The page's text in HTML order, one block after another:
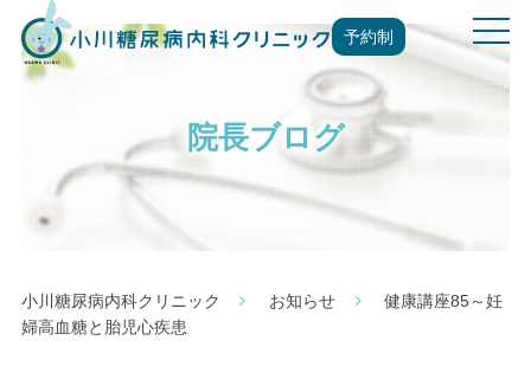
予約制
t
o
g
院長ブログ
小川糖尿病内科クリニック お知らせ
健康講座85～妊
婦高血糖と胎児心疾患